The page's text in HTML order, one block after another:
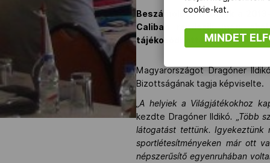
Beszámolót tartottak a
Caliban rendezik meg,
tájékozódhattak az
Magyarországot Dragóner
Bizottságának tagja képviselte.
„A helyiek a Világjátékokhoz
kezdte Dragóner Ildikó. „Több
látogatást tettünk. Igyekeztünk
sportlétesítményeken már ott
népszerűsítő egyenruhában
cookie-kat.
MINDET